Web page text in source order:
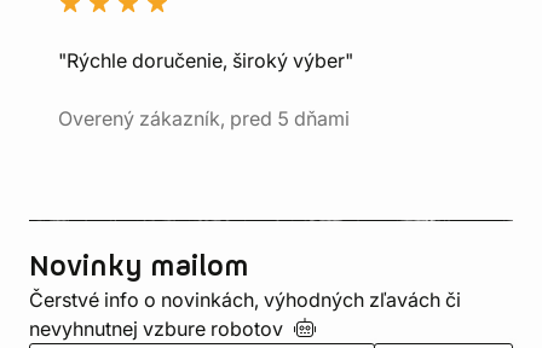
"Rýchle doručenie, široký výber"
Overený zákazník, pred 5 dňami
Novinky mailom
Čerstvé info o novinkách, výhodných zľavách či
nevyhnutnej vzbure robotov